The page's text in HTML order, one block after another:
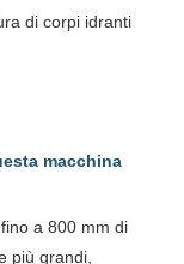
di corpi idranti
macchina
a 800 mm di
più grandi,